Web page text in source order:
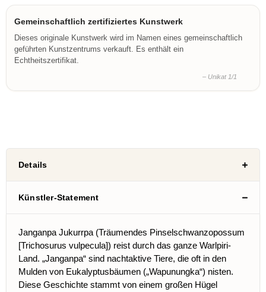
Gemeinschaftlich zertifiziertes Kunstwerk
Dieses originale Kunstwerk wird im Namen eines gemeinschaftlich
geführten Kunstzentrums verkauft. Es enthält ein
Echtheitszertifikat.
– Unikat 1/1
Details
Künstler-Statement
Janganpa Jukurrpa (Träumendes Pinselschwanzopossum
[Trichosurus vulpecula]) reist durch das ganze Warlpiri-
Land. „Janganpa“ sind nachtaktive Tiere, die oft in den
Mulden von Eukalyptusbäumen („Wapunungka“) nisten.
Diese Geschichte stammt von einem großen Hügel